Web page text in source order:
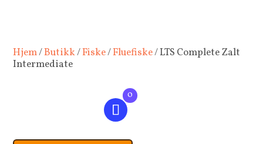
Hjem/Butikk/Fiske/Fluefiske/ LTS Complete Zalt
Intermediate
0